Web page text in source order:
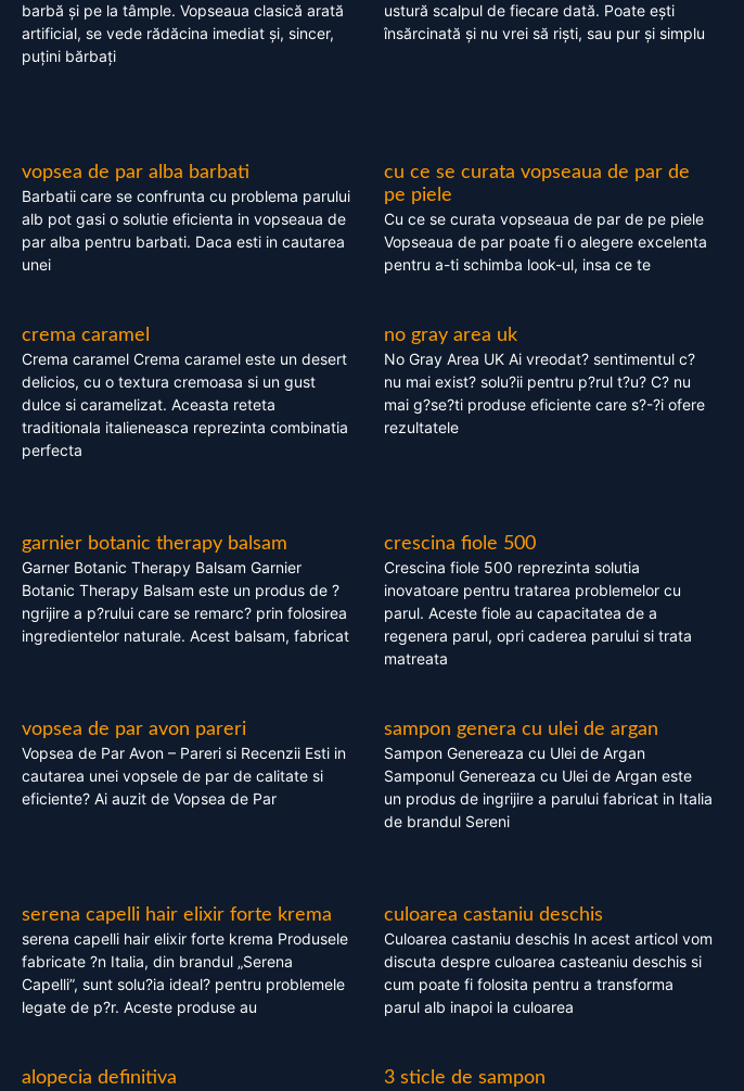
barbă și pe la tâmple. Vopseaua clasică arată
artificial, se vede rădăcina imediat și, sincer,
puțini bărbați
ustură scalpul de fiecare dată. Poate ești
însărcinată și nu vrei să riști, sau pur și simplu
vopsea de par alba barbati
Barbatii care se confrunta cu problema parului
alb pot gasi o solutie eficienta in vopseaua de
par alba pentru barbati. Daca esti in cautarea
unei
cu ce se curata vopseaua de par de
pe piele
Cu ce se curata vopseaua de par de pe piele
Vopseaua de par poate fi o alegere excelenta
pentru a-ti schimba look-ul, insa ce te
crema caramel
Crema caramel Crema caramel este un desert
delicios, cu o textura cremoasa si un gust
dulce si caramelizat. Aceasta reteta
traditionala italieneasca reprezinta combinatia
perfecta
no gray area uk
No Gray Area UK Ai vreodat? sentimentul c?
nu mai exist? solu?ii pentru p?rul t?u? C? nu
mai g?se?ti produse eficiente care s?-?i ofere
rezultatele
garnier botanic therapy balsam
Garner Botanic Therapy Balsam Garnier
Botanic Therapy Balsam este un produs de ?
ngrijire a p?rului care se remarc? prin folosirea
ingredientelor naturale. Acest balsam, fabricat
crescina fiole 500
Crescina fiole 500 reprezinta solutia
inovatoare pentru tratarea problemelor cu
parul. Aceste fiole au capacitatea de a
regenera parul, opri caderea parului si trata
matreata
vopsea de par avon pareri
Vopsea de Par Avon – Pareri si Recenzii Esti in
cautarea unei vopsele de par de calitate si
eficiente? Ai auzit de Vopsea de Par
sampon genera cu ulei de argan
Sampon Genereaza cu Ulei de Argan
Samponul Genereaza cu Ulei de Argan este
un produs de ingrijire a parului fabricat in Italia
de brandul Sereni
serena capelli hair elixir forte krema
serena capelli hair elixir forte krema Produsele
fabricate ?n Italia, din brandul „Serena
Capelli”, sunt solu?ia ideal? pentru problemele
legate de p?r. Aceste produse au
culoarea castaniu deschis
Culoarea castaniu deschis In acest articol vom
discuta despre culoarea casteaniu deschis si
cum poate fi folosita pentru a transforma
parul alb inapoi la culoarea
alopecia definitiva 3 sticle de sampon